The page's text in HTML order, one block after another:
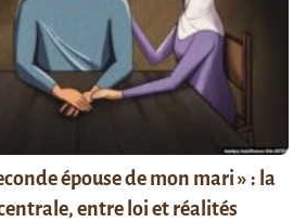
épouse de mon mari » : la
entre loi et réalités